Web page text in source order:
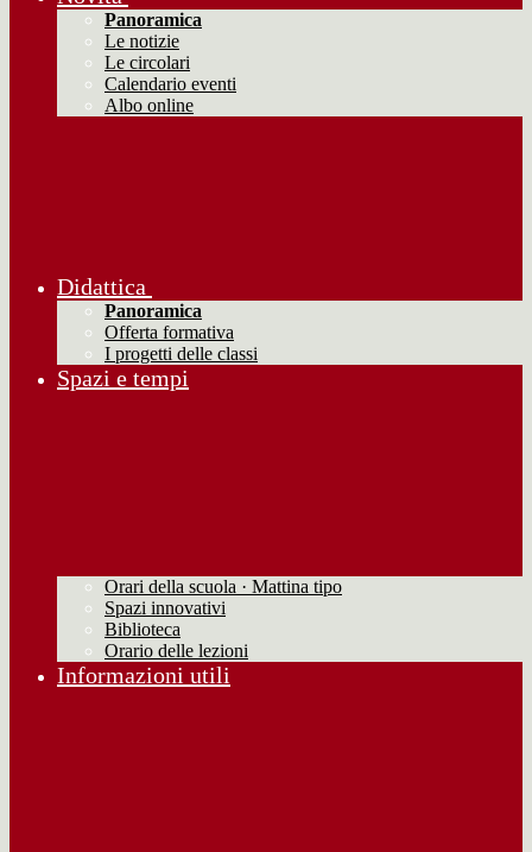
Panoramica
Le notizie
Le circolari
Calendario eventi
Albo online
Didattica
Panoramica
Offerta formativa
I progetti delle classi
Spazi e tempi
Orari della scuola · Mattina tipo
Spazi innovativi
Biblioteca
Orario delle lezioni
Informazioni utili